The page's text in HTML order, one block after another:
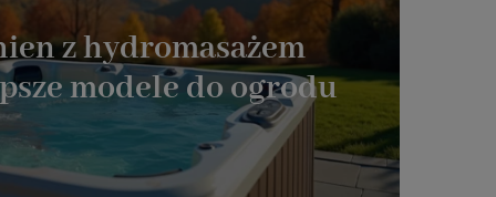
z hydromasażem
modele do ogrodu